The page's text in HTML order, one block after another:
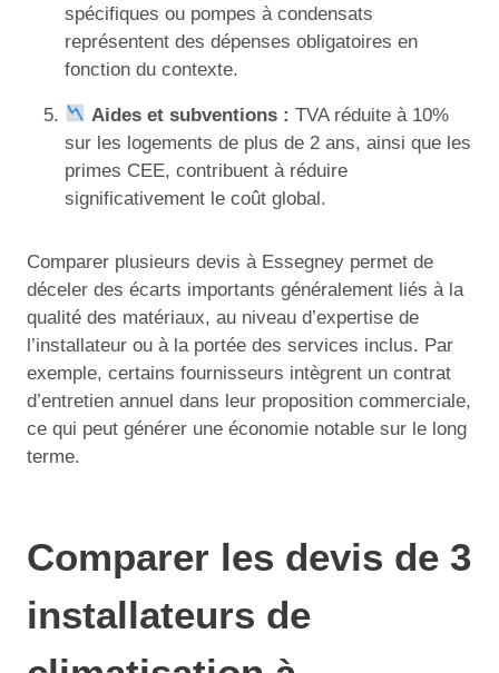
spécifiques ou pompes à condensats
représentent des dépenses obligatoires en
fonction du contexte.
Aides et subventions : TVA réduite à 10%
sur les logements de plus de 2 ans, ainsi que les
primes CEE, contribuent à réduire
significativement le coût global.
Comparer plusieurs devis à Essegney permet de
déceler des écarts importants généralement liés à la
qualité des matériaux, au niveau d’expertise de
l’installateur ou à la portée des services inclus. Par
exemple, certains fournisseurs intègrent un contrat
d’entretien annuel dans leur proposition commerciale,
ce qui peut générer une économie notable sur le long
terme.
Comparer les devis de 3
installateurs de